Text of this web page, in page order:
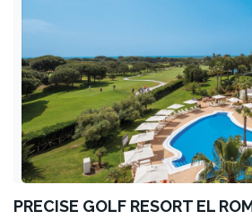
PRECISE GOLF RESORT EL